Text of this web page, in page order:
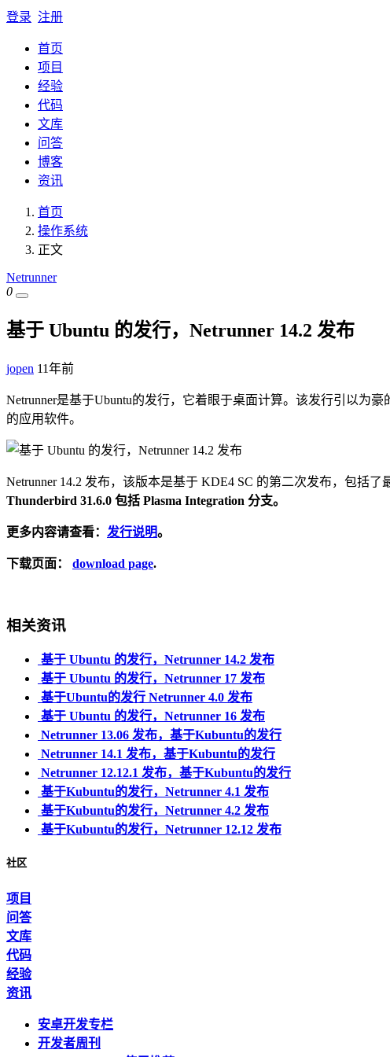
登录 注册
首页
项目
经验
代码
文库
问答
博客
资讯
首页
操作系统
正文
Netrunner
0
基于 Ubuntu 的发行，Netrunner 14.2 发布
jopen 11年前
Netrunner是基于Ubuntu的发行，它着眼于桌面计算。该发行引以为
的应用软件。
Netrunner 14.2 发布，该版本是基于 KDE4 SC 的第二次发布，包括
Thunderbird 31.6.0 包括 Plasma Integration 分支。
更多内容请查看： 发行说明。
下载页面： download page.
相关资讯
基于 Ubuntu 的发行，Netrunner 14.2 发布
基于 Ubuntu 的发行，Netrunner 17 发布
基于Ubuntu的发行 Netrunner 4.0 发布
基于 Ubuntu 的发行，Netrunner 16 发布
Netrunner 13.06 发布，基于Kubuntu的发行
Netrunner 14.1 发布，基于Kubuntu的发行
Netrunner 12.12.1 发布，基于Kubuntu的发行
基于Kubuntu的发行，Netrunner 4.1 发布
基于Kubuntu的发行，Netrunner 4.2 发布
基于Kubuntu的发行，Netrunner 12.12 发布
社区
项目
问答
文库
代码
经验
资讯
安卓开发专栏
开发者周刊